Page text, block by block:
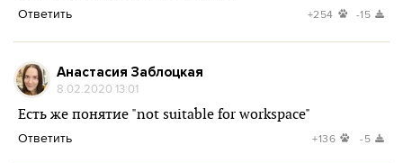
Ответить +254 -15
Анастасия Заблоцкая
8.02.2020 13:01
Есть же понятие "not suitable for workspace"
Ответить +136 -5